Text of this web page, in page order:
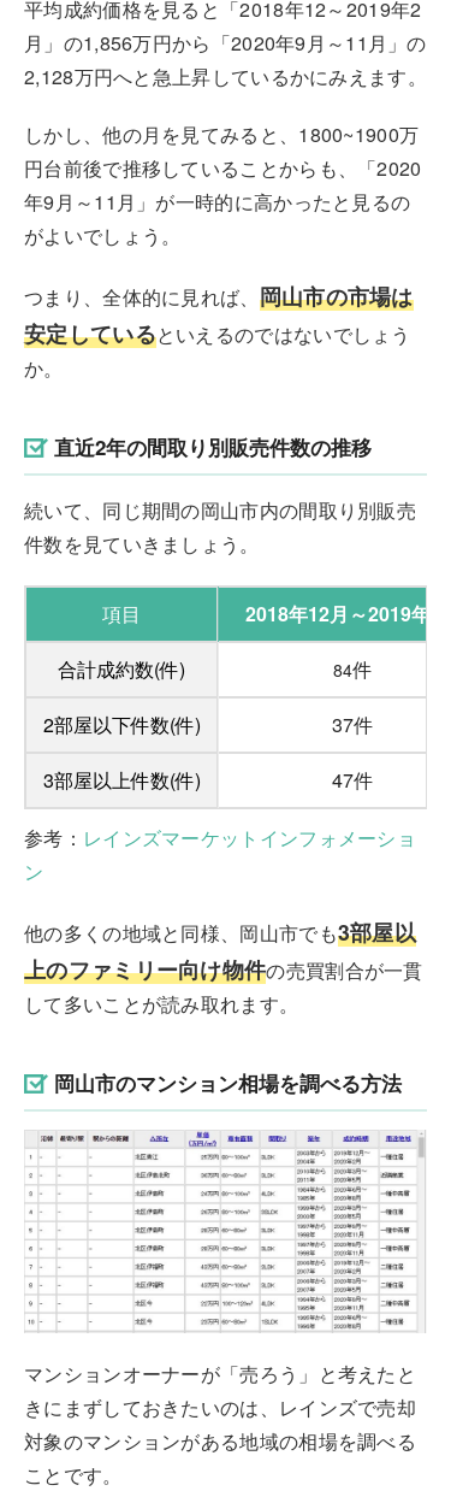
平均成約価格を見ると「2018年12～2019年2
月」の1,856万円から「2020年9月～11月」の
2,128万円へと急上昇しているかにみえます。
しかし、他の月を見てみると、1800~1900万
円台前後で推移していることからも、「2020
年9月～11月」が一時的に高かったと見るの
がよいでしょう。
つまり、全体的に見れば、 岡山市の市場は
安定しているといえるのではないでしょう
か。
直近2年の間取り別販売件数の推移
続いて、同じ期間の岡山市内の間取り別販売
件数を見ていきましょう。
項目
2018年12月～2019年2月
合計成約数(件)
84件
2部屋以下件数(件)
37件
3部屋以上件数(件)
47件
参考： レインズマーケットインフォメーショ
ン
他の多くの地域と同様、岡山市でも3部屋以
上のファミリー向け物件の売買割合が一貫
して多いことが読み取れます。
岡山市のマンション相場を調べる方法
マンションオーナーが「売ろう」と考えたと
きにまずしておきたいのは、レインズで売却
対象のマンションがある地域の相場を調べる
ことです。